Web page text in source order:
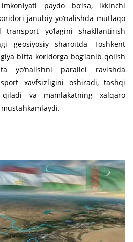
paydo bo‘lsa, ikkinchi
janubiy yo‘nalishda mutlaqo
yo‘lagini shakllantirish
geosiyosiy sharoitda Toshkent
bitta koridorga bog‘lanib qolish
yo‘nalishni parallel ravishda
xavfsizligini oshiradi, tashqi
qiladi va mamlakatning xalqaro